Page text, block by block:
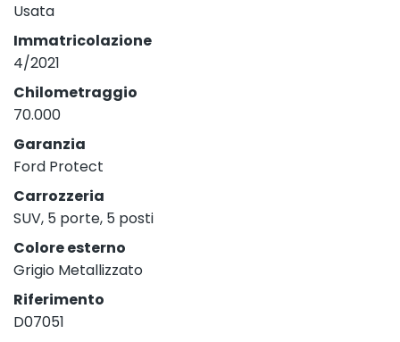
Usata
Immatricolazione
4/2021
Chilometraggio
70.000
Garanzia
Ford Protect
Carrozzeria
SUV, 5 porte, 5 posti
Colore esterno
Grigio Metallizzato
Riferimento
D07051